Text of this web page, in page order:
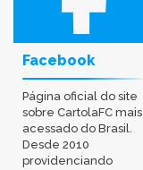
Facebook
Página oficial do site
sobre CartolaFC mais
acessado do Brasil.
Desde 2010
providenciando